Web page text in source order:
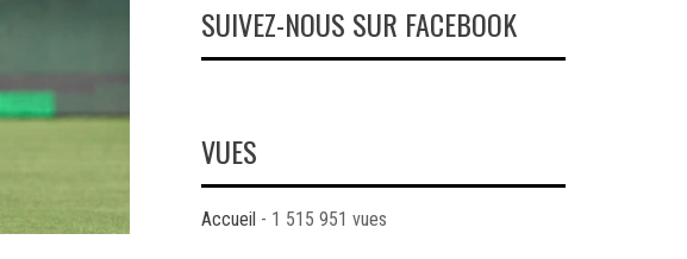
SUIVEZ-NOUS SUR FACEBOOK
VUES
Accueil - 1 515 951 vues